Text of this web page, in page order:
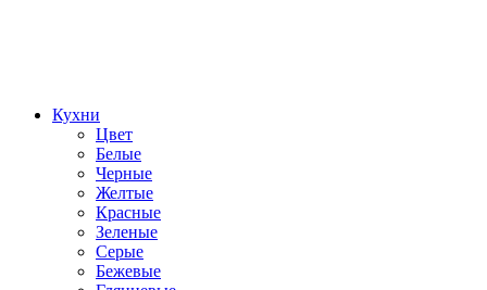
Кухни
Цвет
Белые
Черные
Желтые
Красные
Зеленые
Серые
Бежевые